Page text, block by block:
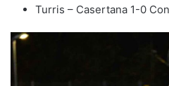
Turris – Casertana 1-0